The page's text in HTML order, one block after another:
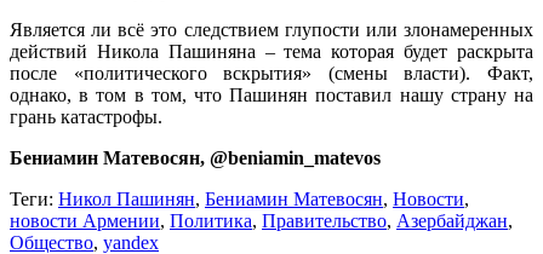
Является ли всё это следствием глупости или злонамеренных
действий Никола Пашиняна – тема которая будет раскрыта
после «политического вскрытия» (смены власти). Факт,
однако, в том в том, что Пашинян поставил нашу страну на
грань катастрофы.
Бениамин Матевосян, @beniamin_matevos
Теги: Никол Пашинян, Бениамин Матевосян, Новости,
новости Армении, Политика, Правительство, Азербайджан,
Общество, yandex